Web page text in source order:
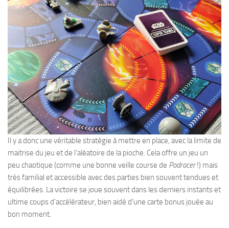
Il y a donc une véritable stratégie à mettre en place, avec la limite de
maitrise du jeu et de l’aléatoire de la pioche. Cela offre un jeu un
peu chaotique (comme une bonne veille course de Podracer!) mais
très familial et accessible avec des parties bien souvent tendues et
équilibrées. La victoire se joue souvent dans les derniers instants et
ultime coups d’accélérateur, bien aidé d’une carte bonus jouée au
bon moment.